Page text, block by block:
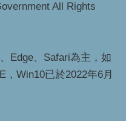
All Rights
Edge、Safari為主，如
Win10已於2022年6月